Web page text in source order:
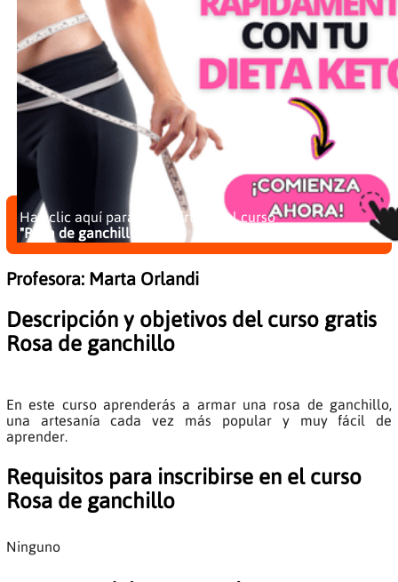
Haz clic aquí para inscribirte en el curso
"Rosa de ganchillo"
Profesora:Marta Orlandi
Descripción y objetivos del curso gratis
Rosa de ganchillo
En este curso aprenderás a armar una rosa de ganchillo,
una artesanía cada vez más popular y muy fácil de
aprender.
Requisitos para inscribirse en el curso
Rosa de ganchillo
Ninguno